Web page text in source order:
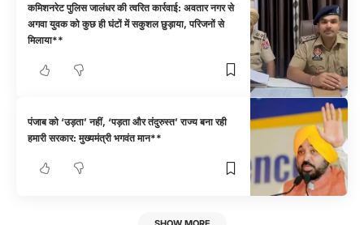
कमिशनरेट पुलिस जालंधर की त्वरित कार्रवाई: अवतार नगर से
अगवा युवक को कुछ ही घंटों में सकुशल छुड़ाया, परिजनों से
मिलाया**
पंजाब को ‘उड़ता’ नहीं, ‘पड़ता और तंदुरुस्त’ राज्य बना रही
हमारी सरकार: मुख्यमंत्री भगवंत मान**